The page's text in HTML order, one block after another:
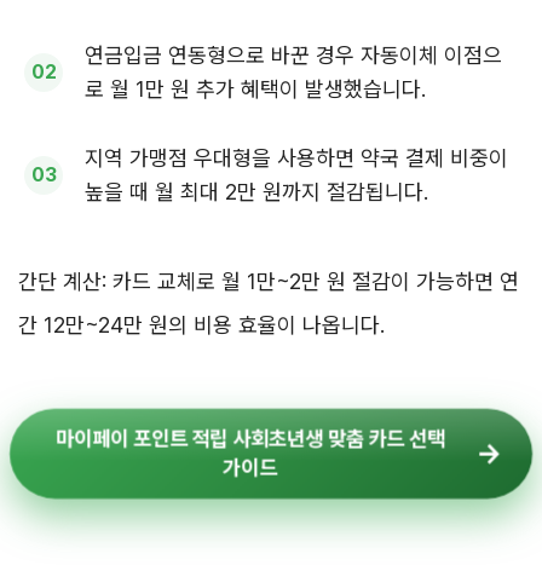
연금입금 연동형으로 바꾼 경우 자동이체 이점으
로 월 1만 원 추가 혜택이 발생했습니다.
지역 가맹점 우대형을 사용하면 약국 결제 비중이
높을 때 월 최대 2만 원까지 절감됩니다.
간단 계산: 카드 교체로 월 1만~2만 원 절감이 가능하면 연
간 12만~24만 원의 비용 효율이 나옵니다.
마이페이 포인트 적립 사회초년생 맞춤 카드 선택
가이드